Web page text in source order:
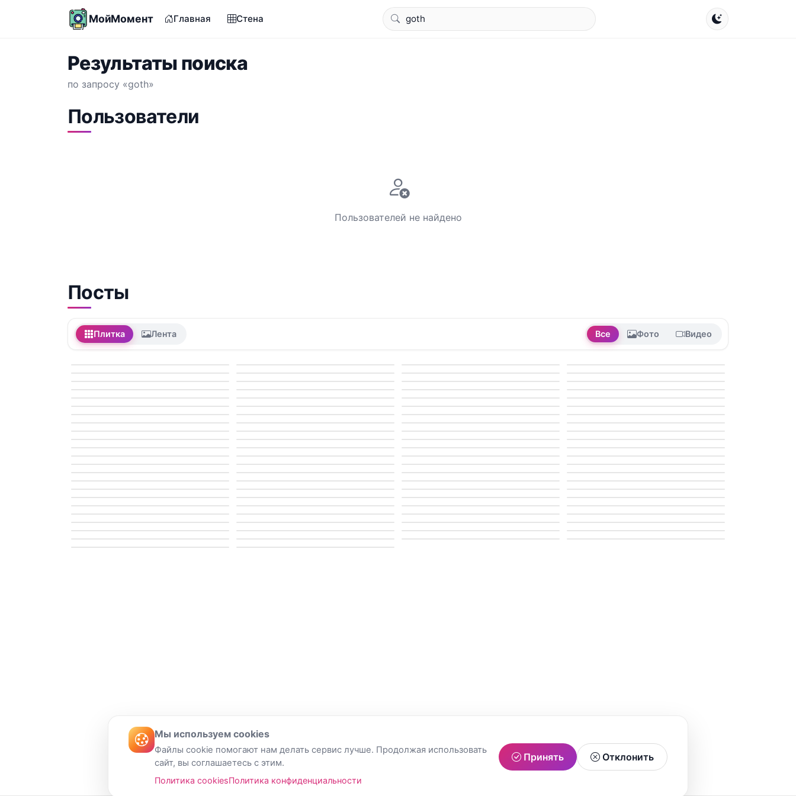
МойМомент Главная Стена
Результаты поиска
по запросу «goth»
Пользователи
Пользователей не найдено
Посты
Плитка Лента Все Фото Видео
Мы используем cookies
Файлы cookie помогают нам делать сервис лучше. Продолжая использовать
сайт, вы соглашаетесь с этим.
Политика cookiesПолитика конфиденциальности
Принять Отклонить